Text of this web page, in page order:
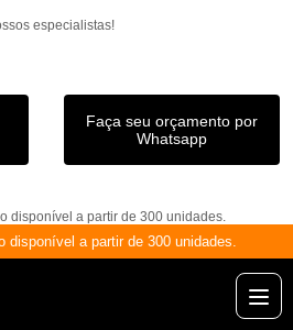
especialistas!
Faça seu orçamento por
Whatsapp
disponível a partir de 300 unidades.
disponível a partir de 300 unidades.